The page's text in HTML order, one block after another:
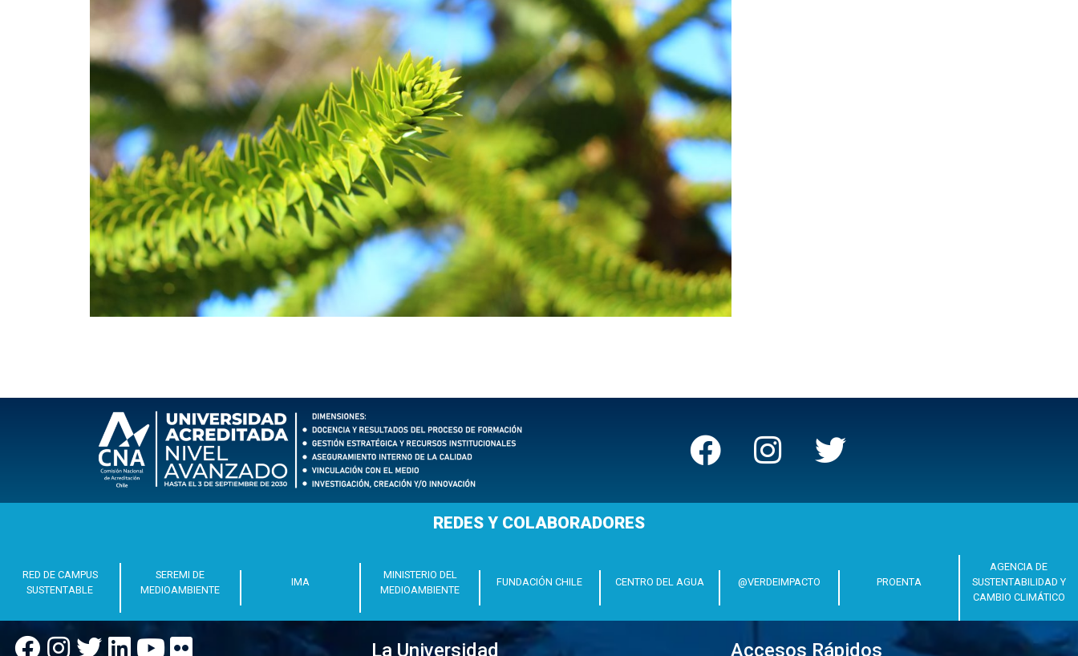
REDES Y COLABORADORES
RED DE CAMPUS
SUSTENTABLE
SEREMI DE
MEDIOAMBIENTE
IMA
MINISTERIO DEL
MEDIOAMBIENTE
FUNDACIÓN CHILE CENTRO DEL AGUA @VERDEIMPACTO PROENTA
AGENCIA DE
SUSTENTABILIDAD Y
CAMBIO CLIMÁTICO
La Universidad Accesos Rápidos